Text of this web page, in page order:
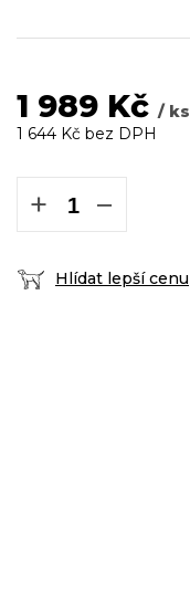
1 989 Kč / ks
1 644 Kč bez DPH
+ −
Hlídat lepší cenu